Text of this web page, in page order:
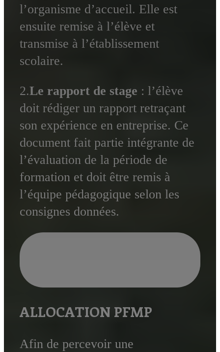
l’organisme d’accueil. Elle est
ensuite remise à l’élève et
transmise à l’établissement
scolaire.
2.Le rapport de stage : l’élève
doit rédiger un rapport retraçant
son expérience en entreprise. Ce
document fait partie intégrante de
l’évaluation de la période de
formation et doit être remis à
l’équipe pédagogique selon les
consignes données.
ALLOCATION PFMP
Afin de percevoir une